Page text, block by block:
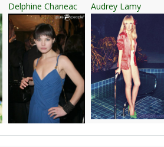
Delphine Chaneac Audrey Lamy